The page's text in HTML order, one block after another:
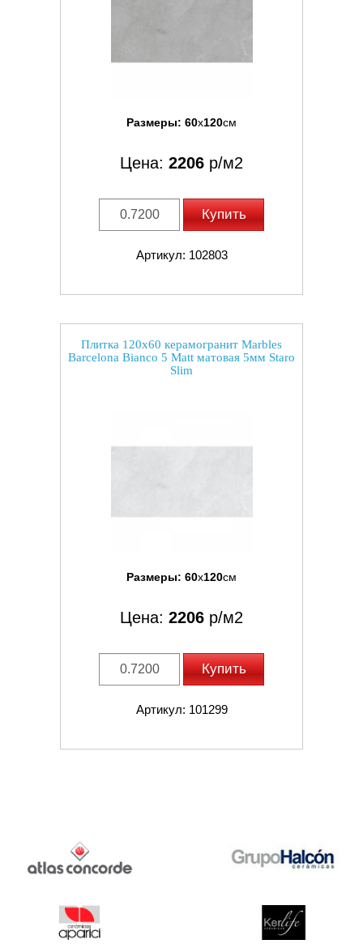
Размеры: 60x120см
Цена: 2206 р/м2
Купить
Артикул: 102803
Плитка 120x60 керамогранит Marbles
Barcelona Bianco 5 Matt матовая 5мм Staro
Slim
Размеры: 60x120см
Цена: 2206 р/м2
Купить
Артикул: 101299